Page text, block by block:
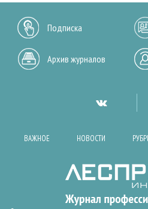
Подписка
Архив журналов
ВАЖНОЕ НОВОСТИ